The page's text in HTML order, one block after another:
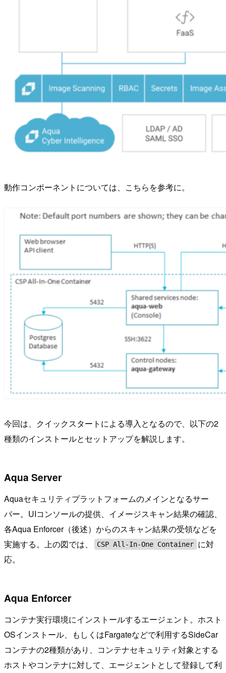
動作コンポーネントについては、こちらを参考に。
今回は、クイックスタートによる導入となるので、以下の2
種類のインストールとセットアップを解説します。
Aqua Server
Aquaセキュリティプラットフォームのメインとなるサー
バー。UIコンソールの提供、イメージスキャン結果の確認、
各Aqua Enforcer（後述）からのスキャン結果の受領などを
実施する。上の図では、
CSP All-In-One Container に対
応。
Aqua Enforcer
コンテナ実行環境にインストールするエージェント。ホスト
OSインストール、もしくはFargateなどで利用するSideCar
コンテナの2種類があり、コンテナセキュリティ対象とする
ホストやコンテナに対して、エージェントとして登録して利